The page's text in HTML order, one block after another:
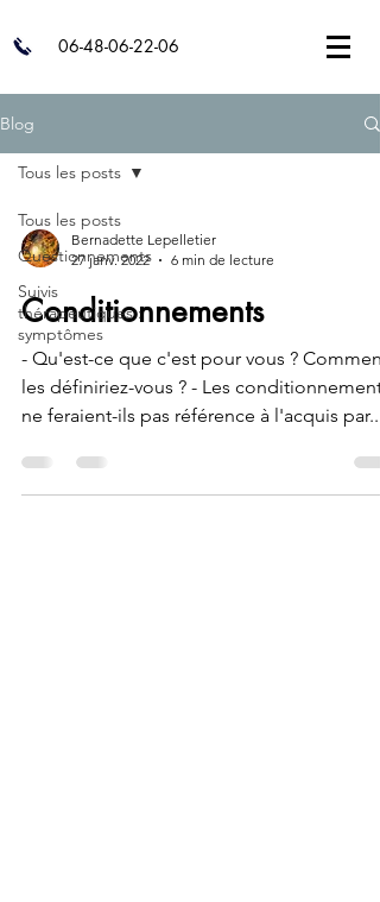
06-48-06-22-06
Blog
Tous les posts
Questionnements
Suivis
thérapeutiques :
symptômes
Tous les posts
Bernadette Lepelletier
27 janv. 2022
6 min de lecture
Conditionnements
- Qu'est-ce que c'est pour vous ? Comment
les définiriez-vous ? - Les conditionnements
ne feraient-ils pas référence à l'acquis par...